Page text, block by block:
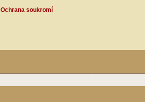
Ochrana soukromí